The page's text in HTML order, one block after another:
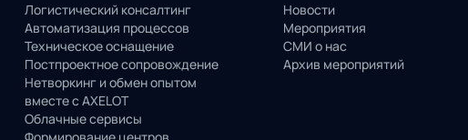
Логистический консалтинг
Автоматизация процессов
Техническое оснащение
Постпроектное сопровождение
Нетворкинг и обмен опытом
вместе с AXELOT
Облачные сервисы
Новости
Мероприятия
СМИ о нас
Архив мероприятий